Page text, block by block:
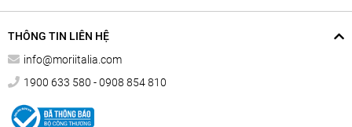
THÔNG TIN LIÊN HỆ
info@moriitalia.com
1900 633 580 - 0908 854 810